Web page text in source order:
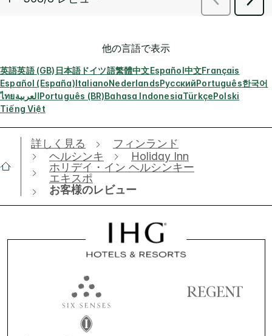
他の言語で表示
英語英語 (GB) 日本語 ドイツ語繁體中文Español中文Français
Español (España)ItalianoNederlandsРусскийPortuguês한국어
ไทยالعربيةPortuguês (BR)Bahasa IndonesiaTürkçePolski
Tiếng Việt
詳しく見る
フィンランド
ヘルシンキ
Holiday Inn
ホリデイ・イン ヘルシンキー
エキスポ
お客様のレビュー